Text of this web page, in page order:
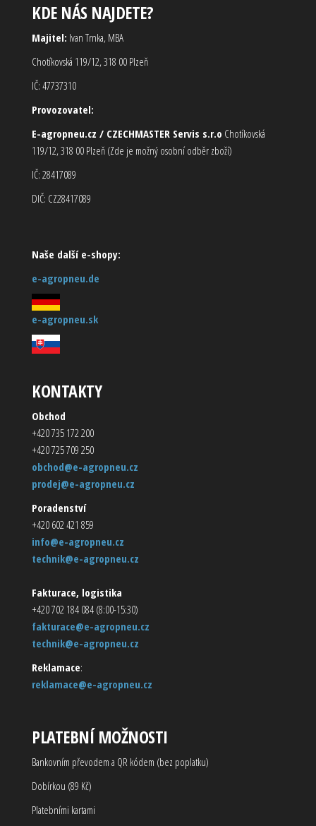
KDE NÁS NAJDETE?
Majitel: Ivan Trnka, MBA
Chotíkovská 119/12, 318 00 Plzeň
IČ: 47737310
Provozovatel:
E-agropneu.cz / CZECHMASTER Servis s.r.o Chotíkovská
119/12, 318 00 Plzeň (Zde je možný osobní odběr zboží)
IČ: 28417089
DIČ: CZ28417089
Naše další e-shopy:
e-agropneu.de
e-agropneu.sk
KONTAKTY
Obchod
+420 735 172 200
+420 725 709 250
obchod@e-agropneu.cz
prodej@e-agropneu.cz
Poradenství
+420 602 421 859
info@e-agropneu.cz
technik@e-agropneu.cz
Fakturace, logistika
+420 702 184 084 (8:00-15:30)
fakturace@e-agropneu.cz
technik@e-agropneu.cz
Reklamace:
reklamace@e-agropneu.cz
PLATEBNÍ MOŽNOSTI
Bankovním převodem a QR kódem (bez poplatku)
Dobírkou (89 Kč)
Platebními kartami